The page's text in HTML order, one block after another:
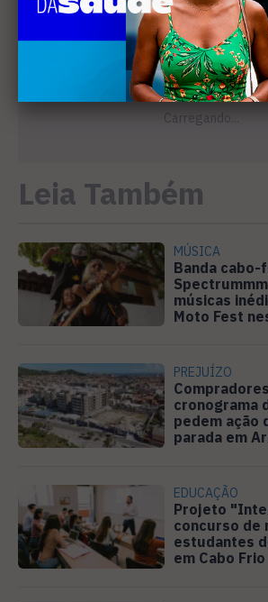
Leia Também
MÚSICA
Banda cabo-
músicas
Moto Fest
PREJUÍZO
cronograma
pedem ação
parada em
EDUCAÇÃO
Projeto
concurso de
estudantes
em Cabo Frio